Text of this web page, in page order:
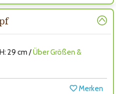
29 cm /Über Größen &
Merken